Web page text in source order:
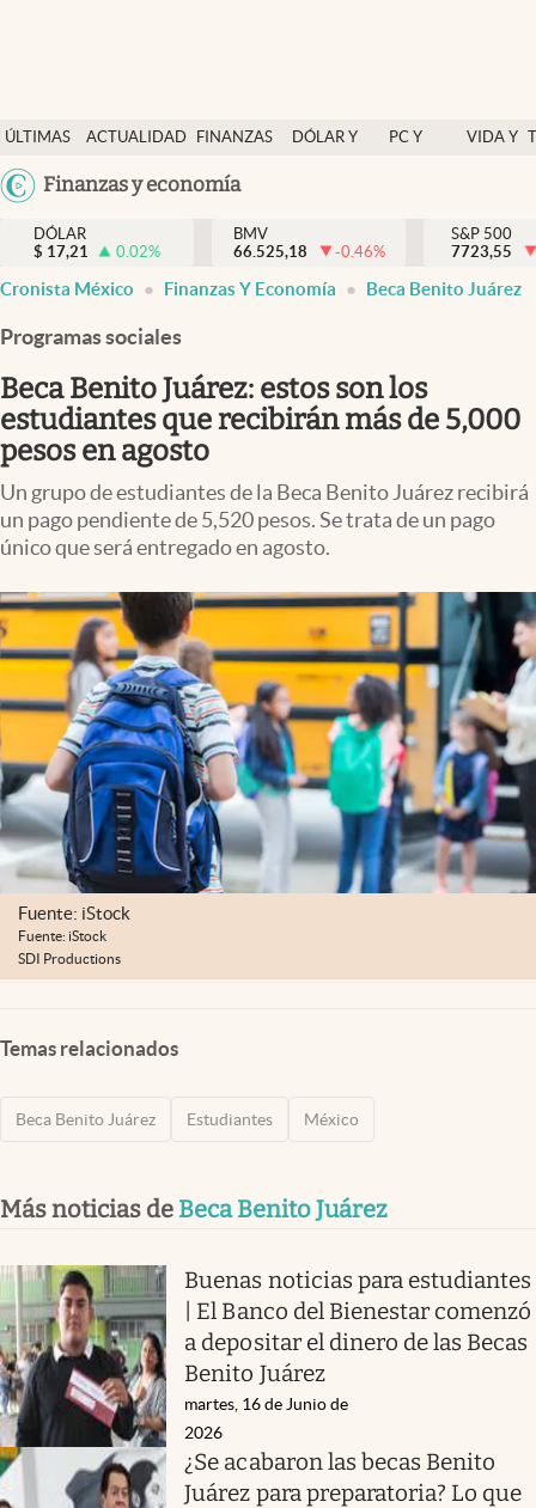
ÚLTIMAS
NOTICIAS
ACTUALIDAD
FINANZAS
DÓLAR Y
PC Y
VIDA Y
México
USA
Finanzas y economía
Actualidad
Finanzas y economía
Dólar y mercados
Pc y celular
Vida y estilo
Tv
Clima
Espiritualidad
Mediakit
abre en nueva pestaña
México
DÓLAR
$ 17,21 0.02%
BMV
66.525,18
-0.46%
S&P 500
7723,55
Cronista México Finanzas Y Economía Beca Benito Juárez
Programas sociales
Beca Benito Juárez: estos son los
estudiantes que recibirán más de 5,000
pesos en agosto
Un grupo de estudiantes de la Beca Benito Juárez recibirá
un pago pendiente de 5,520 pesos. Se trata de un pago
único que será entregado en agosto.
Fuente: iStock
Fuente: iStock
SDI Productions
Temas relacionados
Beca Benito Juárez Estudiantes México
Más noticias de Beca Benito Juárez
Buenas noticias para estudiantes
| El Banco del Bienestar comenzó
a depositar el dinero de las Becas
Benito Juárez
martes, 16 de Junio de
2026
¿Se acabaron las becas Benito
Juárez para preparatoria? Lo que